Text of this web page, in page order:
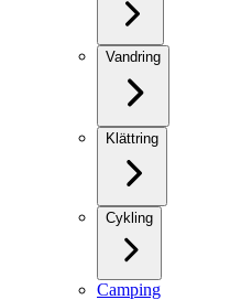
Vandring
Klättring
Cykling
Camping